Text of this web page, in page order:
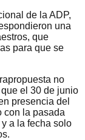
de la ADP,
una
que
para que se
no
el 30 de junio
presencia del
con la pasada
a la fecha solo